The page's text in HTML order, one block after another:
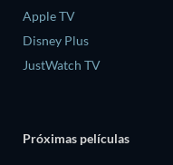
Apple TV
Disney Plus
JustWatch TV
Próximas películas